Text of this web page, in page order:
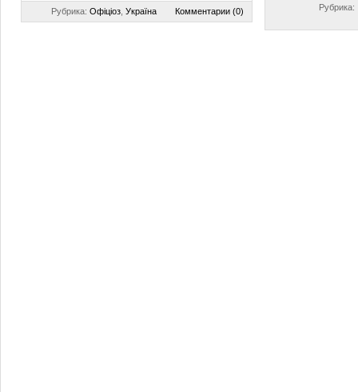
Рубрика: Офіціоз Україна Комментарии (0) Рубрика: